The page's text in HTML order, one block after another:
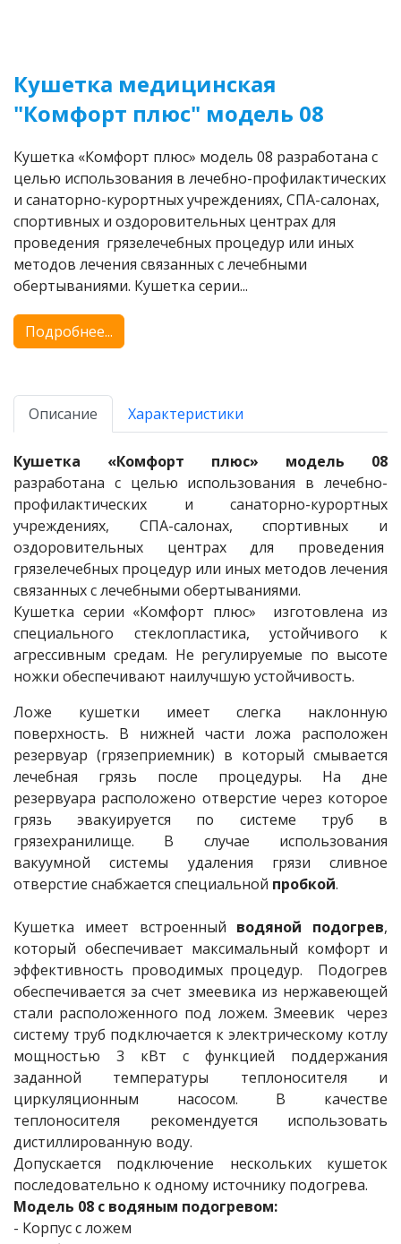
Кушетка медицинская
"Комфорт плюс" модель 08
Кушетка «Комфорт плюс» модель 08 разработана с
целью использования в лечебно-профилактических
и санаторно-курортных учреждениях, СПА-салонах,
спортивных и оздоровительных центрах для
проведения грязелечебных процедур или иных
методов лечения связанных с лечебными
обертываниями. Кушетка серии...
Подробнее...
Описание Характеристики
Кушетка «Комфорт плюс» модель 08
разработана с целью использования в лечебно-
профилактических и санаторно-курортных
учреждениях, СПА-салонах, спортивных и
оздоровительных центрах для проведения
грязелечебных процедур или иных методов лечения
связанных с лечебными обертываниями.
Кушетка серии «Комфорт плюс» изготовлена из
специального стеклопластика, устойчивого к
агрессивным средам. Не регулируемые по высоте
ножки обеспечивают наилучшую устойчивость.
Ложе кушетки имеет слегка наклонную
поверхность. В нижней части ложа расположен
резервуар (грязеприемник) в который смывается
лечебная грязь после процедуры. На дне
резервуара расположено отверстие через которое
грязь эвакуируется по системе труб в
грязехранилище. В случае использования
вакуумной системы удаления грязи сливное
отверстие снабжается специальной пробкой.
Кушетка имеет встроенный водяной подогрев,
который обеспечивает максимальный комфорт и
эффективность проводимых процедур. Подогрев
обеспечивается за счет змеевика из нержавеющей
стали расположенного под ложем. Змеевик через
систему труб подключается к электрическому котлу
мощностью 3 кВт с функцией поддержания
заданной температуры теплоносителя и
циркуляционным насосом. В качестве
теплоносителя рекомендуется использовать
дистиллированную воду.
Допускается подключение нескольких кушеток
последовательно к одному источнику подогрева.
Модель 08 с водяным подогревом:
- Корпус с ложем